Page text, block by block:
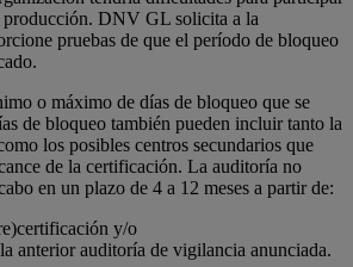
producción. DNV GL solicita a la
pruebas de que el período de bloqueo
o máximo de días de bloqueo que se
de bloqueo también pueden incluir tanto la
los posibles centros secundarios que
de la certificación. La auditoría no
en un plazo de 4 a 12 meses a partir de:
y/o
anterior auditoría de vigilancia anunciada.